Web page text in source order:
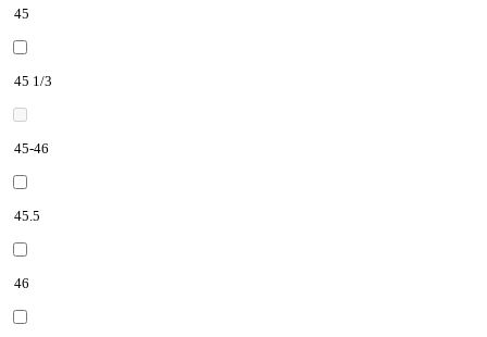
45
45 1/3
45-46
45.5
46